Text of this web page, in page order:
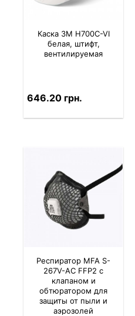
Каска 3M H700C-VI
белая, штифт,
вентилируемая
646.20 грн.
Респиратор MFA S-
267V-AC FFP2 с
клапаном и
обтюратором для
защиты от пыли и
аэрозолей